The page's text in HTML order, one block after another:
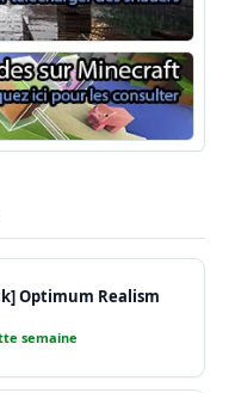
Optimum Realism
semaine